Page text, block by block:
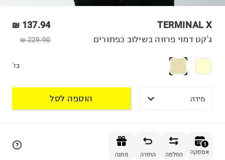
TERMINAL X
137.94 ₪
229.90 ₪ ג'קט דמוי פרווה בשילוב כפתורים
בז'
מידה הוספה לסל
1
אספקה החלפה החזרה מתנה